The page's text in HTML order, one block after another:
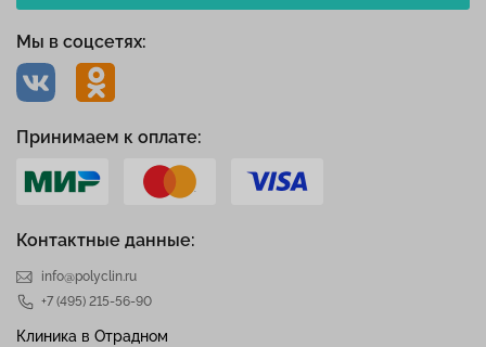
Контактные данные:
info@polyclin.ru
+7 (495) 215-56-90
Клиника в Отрадном
Мы в соцсетях:
Принимаем к оплате: